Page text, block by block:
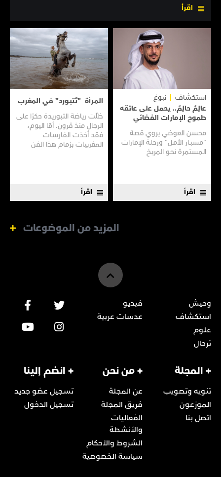
اقرأ
استكشاف
نبوغ
عالِمٌ حالِمٌ.. يحمل على عاتقه
طموح الإمارات الفضائي
محسن العوضي يروي قصـة
"مسبـار الأمـل" ورحلة الإمارات
المستمرة نحـو المريـخ
اقرأ
المـرأة "تَتبَـورد" في المغرب
ظلّت رياضة التبوريدة حكرًا على
الرجال منذ قرون. أمّا اليوم،
فقد أخذت الفارسات
المغربيات بزمام هذا الفن
اقرأ
المزيد من الموضوعات
وحيش
استكشاف
علوم
ترحال
فيديو
عدسات عربية
+ المجلة
تنويه وتصويب
الموزعون
اتصل بنا
+ من نحن
عن المجلة
فريق المجلة
الفعاليات
والأنشطة
الشروط والأحكام
سياسة الخصوصية
+ انضم إلينا
تسجيل عضو جديد
تسجيل الدخول